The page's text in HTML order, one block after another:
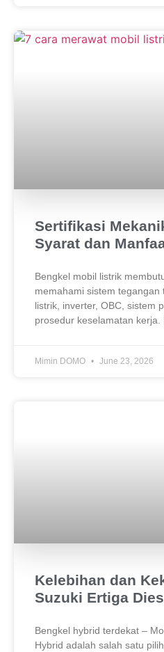
Sertifikasi
Syarat dan
Bengkel mobil listrik
memahami sistem
listrik, inverter, OBC, sistem
prosedur keselamatan
Mimin DOMO June 23, 2026
Kelebihan dan
Suzuki Ertiga
Bengkel hybrid terdekat –
Hybrid adalah salah satu